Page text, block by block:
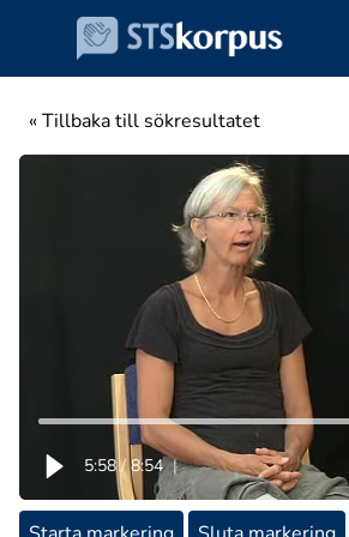
« Tillbaka till sökresultatet
5:58 / 8:54 |